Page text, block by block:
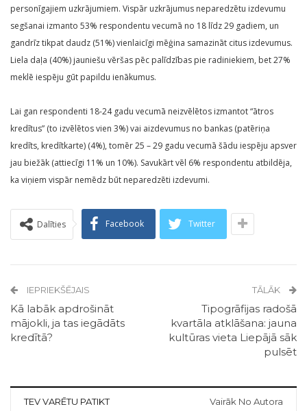
personīgajiem uzkrājumiem. Vispār uzkrājumus neparedzētu izdevumu
segšanai izmanto 53% respondentu vecumā no 18 līdz 29 gadiem, un
gandrīz tikpat daudz (51%) vienlaicīgi mēģina samazināt citus izdevumus.
Liela daļa (40%) jauniešu vēršas pēc palīdzības pie radiniekiem, bet 27%
meklē iespēju gūt papildu ienākumus.
Lai gan respondenti 18-24 gadu vecumā neizvēlētos izmantot “ātros
kredītus” (to izvēlētos vien 3%) vai aizdevumus no bankas (patēriņa
kredīts, kredītkarte) (4%), tomēr 25 – 29 gadu vecumā šādu iespēju apsver
jau biežāk (attiecīgi 11% un 10%). Savukārt vēl 6% respondentu atbildēja,
ka viņiem vispār nemēdz būt neparedzēti izdevumi.
Dalīties Facebook Twitter
IEPRIEKŠĒJAIS
Kā labāk apdrošināt
mājokli, ja tas iegādāts
kredītā?
TĀLĀK
Tipogrāfijas radošā
kvartāla atklāšana: jauna
kultūras vieta Liepājā sāk
pulsēt
TEV VARĒTU PATIKT Vairāk No Autora